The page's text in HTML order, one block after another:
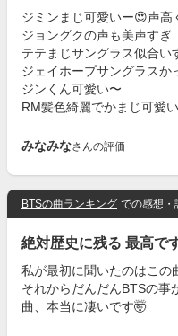
ジミンまじ可愛いー😍声高
ジョングクの声も美声すぎ
テテまじサングラス似合い
ジェイホープサングラス
ジンくん可愛い〜
RM髪色綺麗でかまじ可愛
みなみなさんの評価
BTSの曲ランキング での感想・
絶対歴史に残る 最高で
私が最初に聞いたのはこの
それからだんだんBTSの事
曲、本当に凄いです🤯